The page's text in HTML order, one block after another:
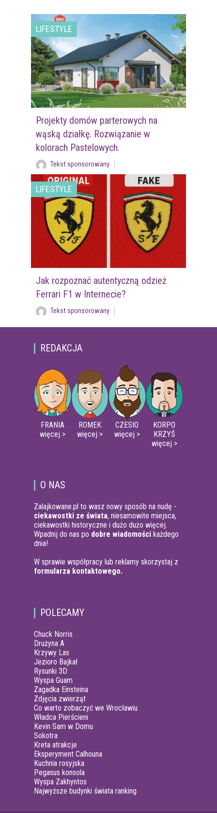
LIFESTYLE
Projekty domów parterowych na
wąską działkę. Rozwiązanie w
kolorach Pastelowych.
Tekst sponsorowany
LIFESTYLE
Jak rozpoznać autentyczną odzież
Ferrari F1 w Internecie?
Tekst sponsorowany
REDAKCJA
FRANIA
więcej >
ROMEK
więcej >
CZESIO
więcej >
KORPO
KRZYŚ
więcej >
O NAS
Zalajkowane.pl to wasz nowy sposób na nudę -
ciekawostki ze świata, niesamowite miejsca,
ciekawostki historyczne i dużo dużo więcej.
Wpadnij do nas po dobre wiadomości każdego
dnia!
W sprawie współpracy lub reklamy skorzystaj z
formularza kontaktowego.
POLECAMY
Chuck Norris
Drużyna A
Krzywy Las
Jezioro Bajkał
Rysunki 3D
Wyspa Guam
Zagadka Einsteina
Zdjęcia zwierząt
Co warto zobaczyć we Wrocławiu
Władca Pierścieni
Kevin Sam w Domu
Sokotra
Kreta atrakcje
Eksperyment Calhouna
Kuchnia rosyjska
Pegasus konsola
Wyspa Zakhyntos
Najwyższe budynki świata ranking